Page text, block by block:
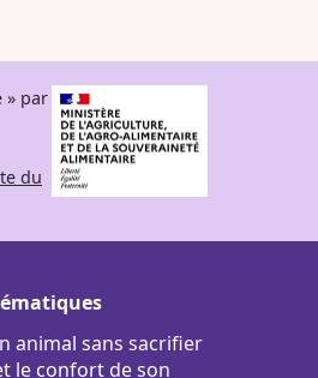
» par
du
animal sans sacrifier
le confort de son